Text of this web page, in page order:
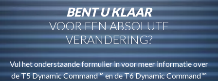
BENT U KLAAR
VOOR EEN ABSOLUTE
VERANDERING?
Vul het onderstaande formulier in voor meer informatie over
de T5 Dynamic Command™ en de T6 Dynamic Command™